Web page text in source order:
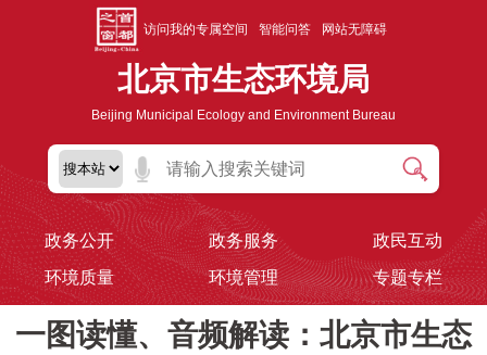
访问我的专属空间 智能问答 网站无障碍
北京市生态环境局
Beijing Municipal Ecology and Environment Bureau
政务公开 政务服务
政民互动
环境质量
环境管理 专题专栏
一图读懂、音频解读：北京市生态